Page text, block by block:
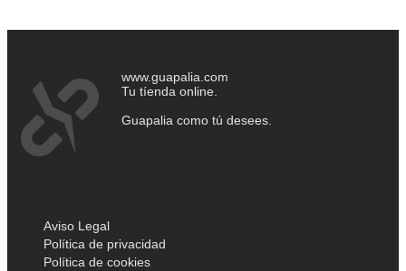
www.guapalia.com
Tu tíenda online.
Guapalia como tú desees.
Aviso Legal
Política de privacidad
Política de cookies